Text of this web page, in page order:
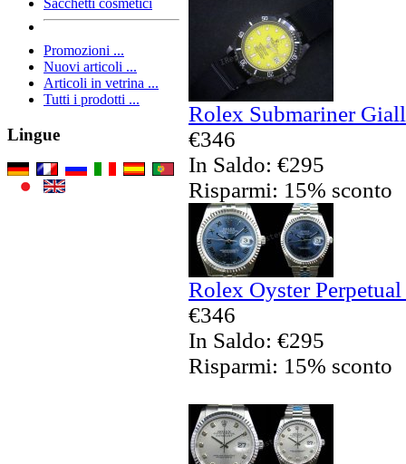
Sacchetti cosmetici
Promozioni ...
Nuovi articoli ...
Articoli in vetrina ...
Tutti i prodotti ...
Lingue
Rolex Submariner
€346
In Saldo: €295
Risparmi: 15% sconto
Rolex Oyster
€346
In Saldo: €295
Risparmi: 15% sconto